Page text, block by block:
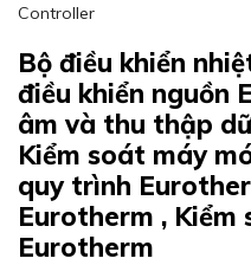
Controller
Bộ điều khiển
điều khiển nguồn
âm và thu thập
Kiểm soát máy
quy trình
Eurotherm ,
Eurotherm